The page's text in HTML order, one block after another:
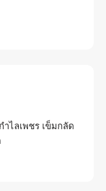
ำไลเพชร เข็มกลัด